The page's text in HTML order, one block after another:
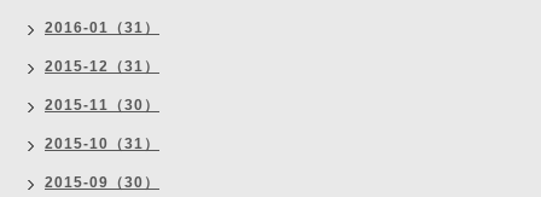
2016-01（31）
2015-12（31）
2015-11（30）
2015-10（31）
2015-09（30）